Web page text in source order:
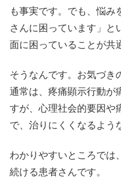
も事実です。でも、悩み
さんに困っています」と
面に困っていることが共
そうなんです。お気づき
通常は、疼痛顕示行動が
すが、心理社会的要因や
で、治りにくくなるよう
わかりやすいところでは
続ける患者さんです。